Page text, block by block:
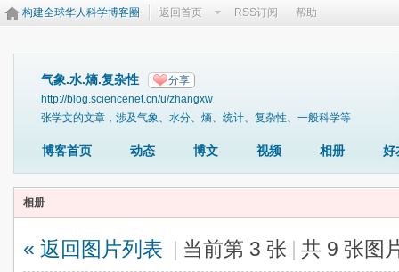
构建全球华人科学博客圈 返回首页 RSS订阅 帮助
气象.水.熵.复杂性 分享
http://blog.sciencenet.cn/u/zhangxw
张学文的文章，涉及气象、水分、熵、统计、复杂性、一般科学等
博客首页 动态 博文 视频 相册 好
相册
« 返回图片列表 | 当前第 3 张 | 共 9 张图